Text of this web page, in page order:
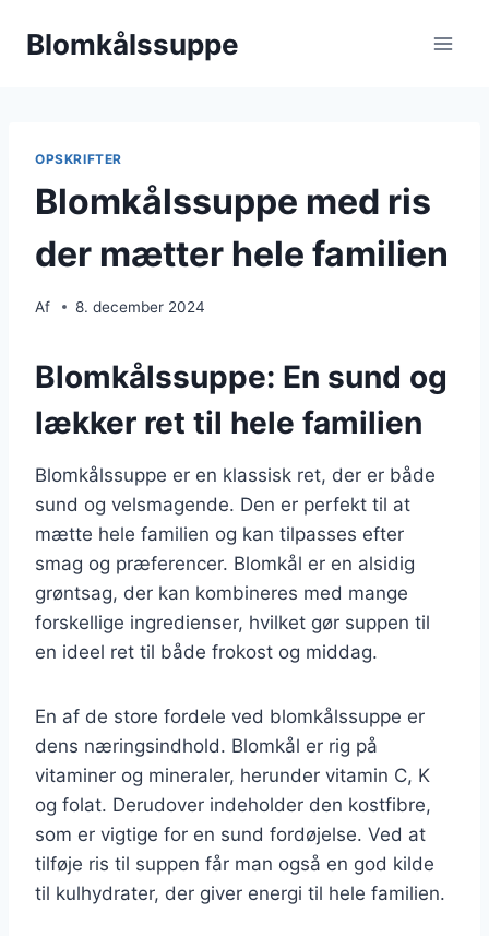
Blomkålssuppe
OPSKRIFTER
Blomkålssuppe med ris
der mætter hele familien
Af 8. december 2024
Blomkålssuppe: En sund og
lækker ret til hele familien
Blomkålssuppe er en klassisk ret, der er både
sund og velsmagende. Den er perfekt til at
mætte hele familien og kan tilpasses efter
smag og præferencer. Blomkål er en alsidig
grøntsag, der kan kombineres med mange
forskellige ingredienser, hvilket gør suppen til
en ideel ret til både frokost og middag.
En af de store fordele ved blomkålssuppe er
dens næringsindhold. Blomkål er rig på
vitaminer og mineraler, herunder vitamin C, K
og folat. Derudover indeholder den kostfibre,
som er vigtige for en sund fordøjelse. Ved at
tilføje ris til suppen får man også en god kilde
til kulhydrater, der giver energi til hele familien.